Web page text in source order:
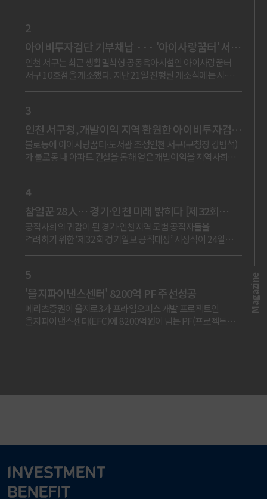
Magazine
2
아이비투자검단 기부채납 ··· '아이사랑꿈터' 서구
10호점 개소
인천 서구는 최근 생활밀착형 공동육아시설인 아이사랑꿈터
서구 10호점을 개소했다. 지난 21일 진행된 개소식에는 시·
3
인천 서구청, 개발이익 지역 환원한 아이비투자검단
(주)에 감사패 수여
불로동에 아이사랑꿈터·도서관 조성인천 서구(구청장 강범석)
가 불로동 내 아파트 건설을 통해 얻은 개발이익을 지역사회에
4
참일꾼 28人… 경기·인천 미래 밝히다 [제32회
경기일보 공직대상 시상식]
공직사회의 귀감이 된 경기·인천지역 모범 공직자들을
격려하기 위한 ‘제32회 경기일보 공직대상’ 시상식이 24일
5
'을지파이낸스센터' 8200억 PF 주선성공
메리츠증권이 을지로3가 프라임오피스 개발 프로젝트인
을지파이낸스센터(EFC)에 8200억원이 넘는 PF(프로젝트